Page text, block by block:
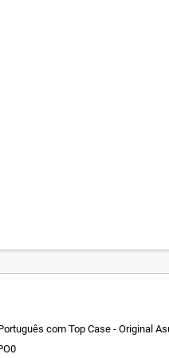
com Top Case - Original